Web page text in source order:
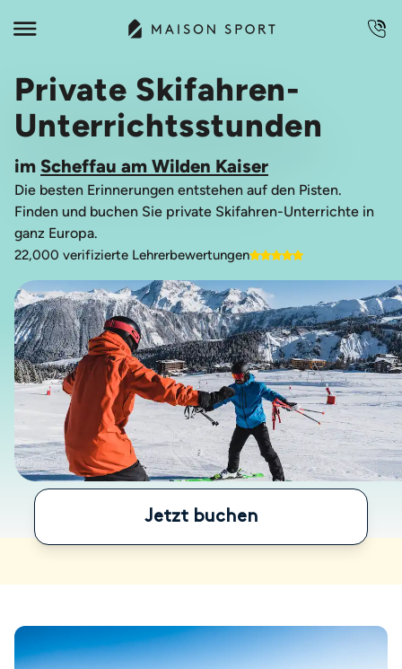
Private Skifahren-
Unterrichtsstunden
im Scheffau am Wilden Kaiser
Die besten Erinnerungen entstehen auf den Pisten.
Finden und buchen Sie private Skifahren-Unterrichte in
ganz Europa.
22,000 verifizierte Lehrerbewertungen
Jetzt buchen